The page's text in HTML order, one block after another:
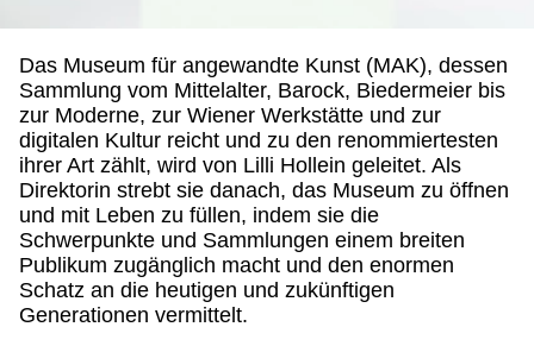
Das Museum für angewandte Kunst (MAK), dessen
Sammlung vom Mittelalter, Barock, Biedermeier bis
zur Moderne, zur Wiener Werkstätte und zur
digitalen Kultur reicht und zu den renommiertesten
ihrer Art zählt, wird von Lilli Hollein geleitet. Als
Direktorin strebt sie danach, das Museum zu öffnen
und mit Leben zu füllen, indem sie die
Schwerpunkte und Sammlungen einem breiten
Publikum zugänglich macht und den enormen
Schatz an die heutigen und zukünftigen
Generationen vermittelt.